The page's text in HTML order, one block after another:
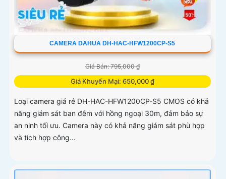
CAMERA DAHUA DH-HAC-HFW1200CP-S5
Giá Bán: 795,000 ₫
Giá Khuyến Mại: 650,000 ₫
Loại camera giá rẻ DH-HAC-HFW1200CP-S5 CMOS có khả
năng giám sát ban đêm với hồng ngoại 30m, đảm bảo sự
an ninh tối ưu. Camera này có khả năng giám sát phù hợp
và tích hợp công...